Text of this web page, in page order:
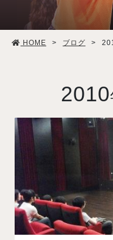
学校紹介・教育システ
就職・デビュー
学校情報
オープンキャンパス
HOME > ブログ >
2010